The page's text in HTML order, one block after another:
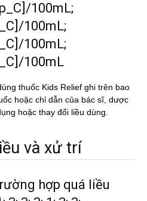
100mL;
100mL;
100mL;
100mL
thuốc Kids Relief ghi trên bao
hoặc chỉ dẫn của bác sĩ, dược
hoặc thay đổi liều dùng.
và xử trí
hợp quá liều